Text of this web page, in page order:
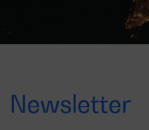
Newsletter